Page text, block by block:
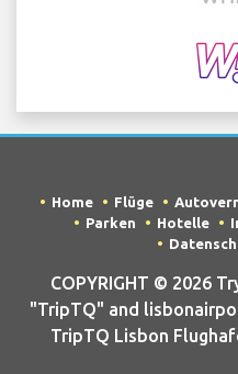
Home Flüge
Parken
Hotelle
COPYRIGHT © 2026
"TripTQ" and
TripTQ Lisbon